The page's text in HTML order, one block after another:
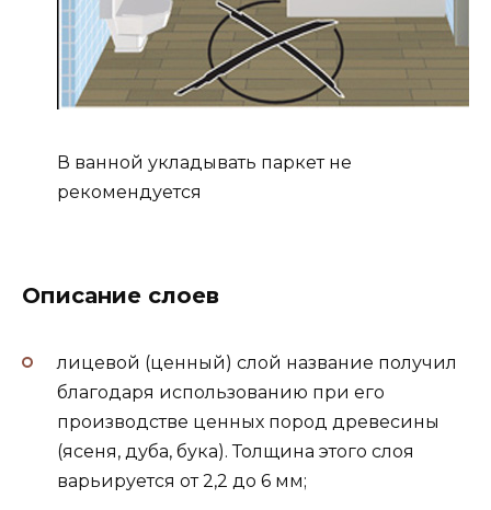
В ванной укладывать паркет не
рекомендуется
Описание слоев
лицевой (ценный) слой название получил
благодаря использованию при его
производстве ценных пород древесины
(ясеня, дуба, бука). Толщина этого слоя
варьируется от 2,2 до 6 мм;